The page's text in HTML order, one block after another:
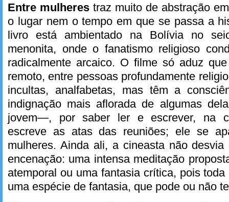
Entre mulheres traz muito de abstração
o lugar nem o tempo em que se passa a
livro está ambientado na Bolívia no
menonita, onde o fanatismo religioso
radicalmente arcaico. O filme só aduz
remoto, entre pessoas profundamente
incultas, analfabetas, mas têm a
indignação mais aflorada de algumas
jovem—, por saber ler e escrever, na
escreve as atas das reuniões; ele se
mulheres. Ainda ali, a cineasta não
encenação: uma intensa meditação
atemporal ou uma fantasia crítica, pois
uma espécie de fantasia, que pode ou não